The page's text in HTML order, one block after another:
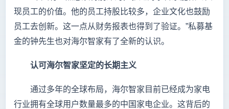
现员工的价值。他的员工持股比较多，企业文化也鼓励
员工去创新。这一点从财务报表也得到了验证。”私募基
金的钟先生也对海尔智家有了全新的认识。
认可海尔智家坚定的长期主义
通过多年的全球布局，海尔智家目前已经成为家电
行业拥有全球用户数量最多的中国家电企业。这背后的